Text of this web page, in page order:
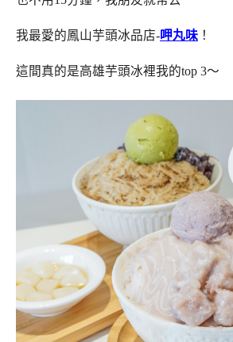
我最愛的鳳山芋頭冰品店-呷丸味 ！
這間真的是高雄芋頭冰裡我的top 3～